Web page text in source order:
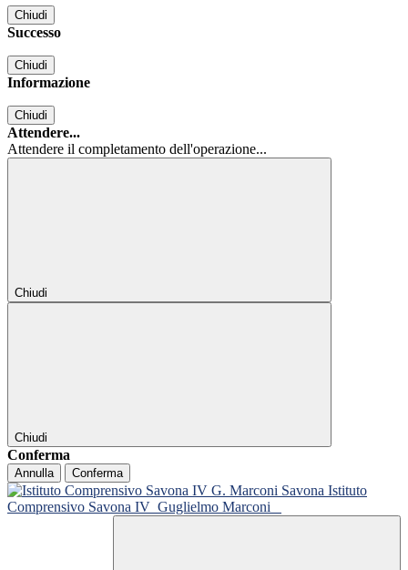
Chiudi
Successo
Chiudi
Informazione
Chiudi
Attendere...
Attendere il completamento dell'operazione...
Chiudi
Chiudi
Conferma
Annulla Conferma
Istituto
Comprensivo Savona IV Guglielmo Marconi